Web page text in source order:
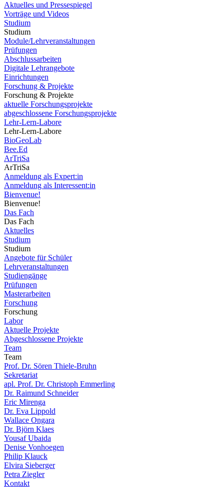
Aktuelles und Pressespiegel
Vorträge und Videos
Studium
Studium
Module/Lehrveranstaltungen
Prüfungen
Abschlussarbeiten
Digitale Lehrangebote
Einrichtungen
Forschung & Projekte
Forschung & Projekte
aktuelle Forschungsprojekte
abgeschlossene Forschungsprojekte
Lehr-Lern-Labore
Lehr-Lern-Labore
BioGeoLab
Bee.Ed
ArTriSa
ArTriSa
Anmeldung als Expert:in
Anmeldung als Interessent:in
Bienvenue!
Bienvenue!
Das Fach
Das Fach
Aktuelles
Studium
Studium
Angebote für Schüler
Lehrveranstaltungen
Studiengänge
Prüfungen
Masterarbeiten
Forschung
Forschung
Labor
Aktuelle Projekte
Abgeschlossene Projekte
Team
Team
Prof. Dr. Sören Thiele-Bruhn
Sekretariat
apl. Prof. Dr. Christoph Emmerling
Dr. Raimund Schneider
Eric Mirenga
Dr. Eva Lippold
Wallace Ongara
Dr. Björn Klaes
Yousaf Ubaida
Denise Vonhoegen
Philip Klauck
Elvira Sieberger
Petra Ziegler
Kontakt